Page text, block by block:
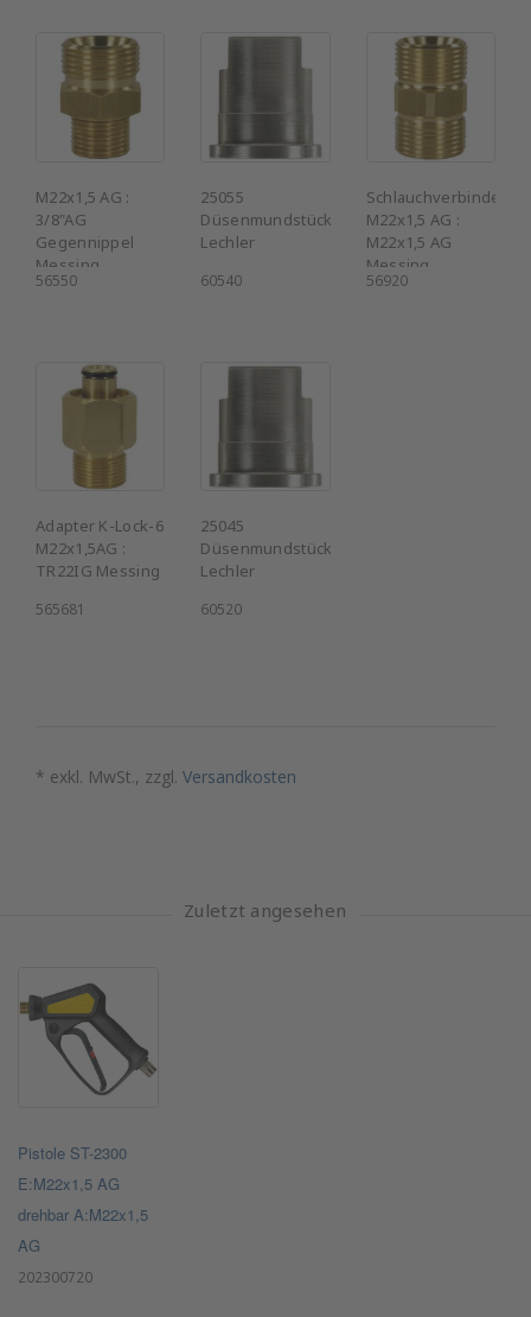
M22x1,5 AG :
3/8"AG
Gegennippel
Messing
56550
25055
Düsenmundstück
Lechler
60540
Schlauchverbinder
M22x1,5 AG :
M22x1,5 AG
Messing
56920
Adapter K-Lock-6
M22x1,5AG :
TR22IG Messing
565681
25045
Düsenmundstück
Lechler
60520
* exkl. MwSt., zzgl. Versandkosten
Zuletzt angesehen
Pistole ST-2300
E:M22x1,5 AG
drehbar A:M22x1,5
AG
202300720